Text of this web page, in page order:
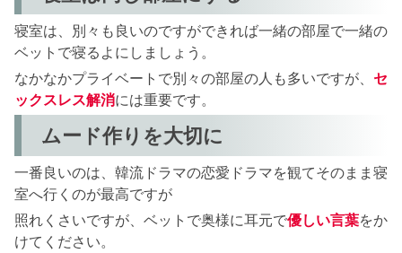
寝室は、別々も良いのですができれば一緒の部屋で一緒の
ベットで寝るよにしましょう。
なかなかプライベートで別々の部屋の人も多いですが、 セ
ックスレス解消には重要です。
ムード作りを大切に
一番良いのは、韓流ドラマの恋愛ドラマを観てそのまま寝
室へ行くのが最高ですが
照れくさいですが、ベットで奥様に耳元で優しい言葉をか
けてください。